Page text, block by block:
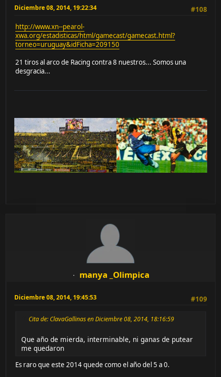
Diciembre 08, 2014, 19:22:34
#108
http://www.xn--pearol-
xwa.org/estadisticas/html/gamecast/gamecast.html?
torneo=uruguay&idFicha=209150
21 tiros al arco de Racing contra 8 nuestros... Somos una
desgracia...
manya _Olimpica
Diciembre 08, 2014, 19:45:53 #109
Cita de: ClavaGallinas en Diciembre 08, 2014, 18:16:59
Que año de mierda, interminable, ni ganas de putear
me quedaron
Es raro que este 2014 quede como el año del 5 a 0.